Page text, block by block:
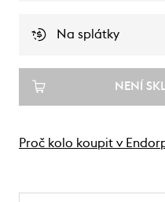
Na splátky
NENÍ
Proč kolo koupit v